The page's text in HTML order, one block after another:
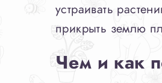
устраивать
прикрыть землю
Чем и как